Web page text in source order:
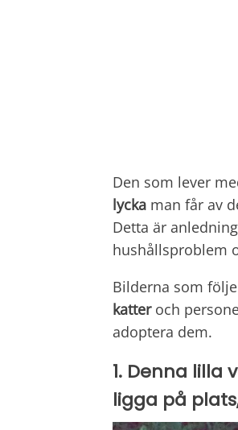
Den som lever
lycka man får av
Detta är
hushållsproblem
Bilderna som
katter och
adoptera dem.
1. Denna lilla
ligga på